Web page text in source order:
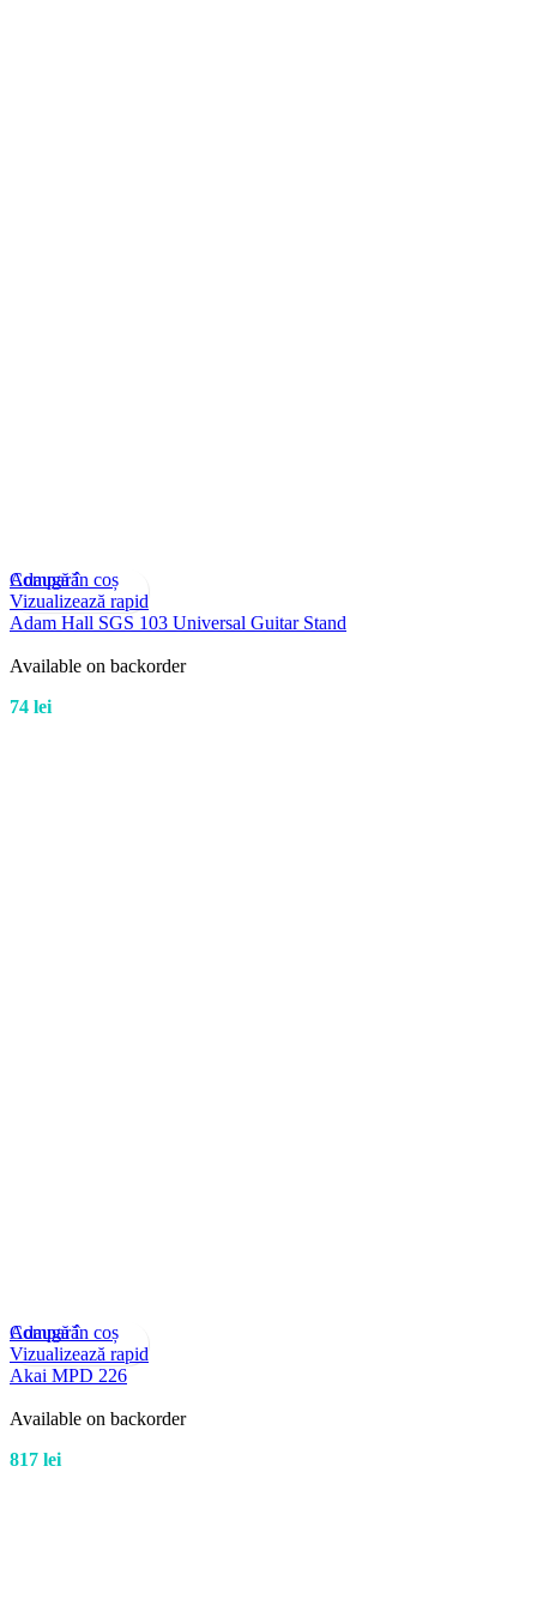
Compară
Vizualizează rapid
Adaugă în coș
Adam Hall SGS 103 Universal Guitar Stand
Available on backorder
74 lei
Compară
Vizualizează rapid
Adaugă în coș
Akai MPD 226
Available on backorder
817 lei